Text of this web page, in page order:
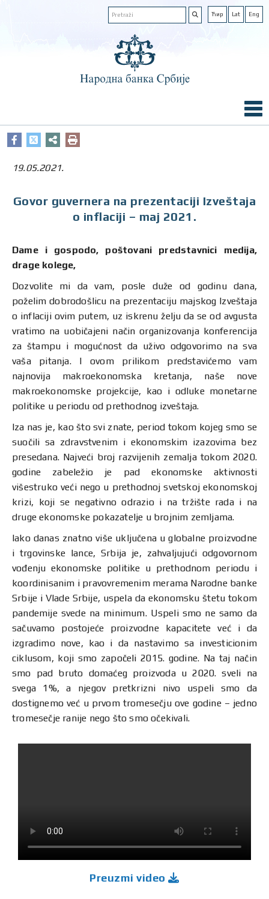
Ћир Lat Eng
19.05.2021.
Govor guvernera na prezentaciji Izveštaja
o inflaciji – maj 2021.
Dame i gospodo, poštovani predstavnici medija,
drage kolege,
Dozvolite mi da vam, posle duže od godinu dana,
poželim dobrodošlicu na prezentaciju majskog Izveštaja
o inflaciji ovim putem, uz iskrenu želju da se od avgusta
vratimo na uobičajeni način organizovanja konferencija
za štampu i mogućnost da uživo odgovorimo na sva
vaša pitanja. I ovom prilikom predstavićemo vam
najnovija makroekonomska kretanja, naše nove
makroekonomske projekcije, kao i odluke monetarne
politike u periodu od prethodnog izveštaja.
Iza nas je, kao što svi znate, period tokom kojeg smo se
suočili sa zdravstvenim i ekonomskim izazovima bez
presedana. Najveći broj razvijenih zemalja tokom 2020.
godine zabeležio je pad ekonomske aktivnosti
višestruko veći nego u prethodnoj svetskoj ekonomskoj
krizi, koji se negativno odrazio i na tržište rada i na
druge ekonomske pokazatelje u brojnim zemljama.
Iako danas znatno više uključena u globalne proizvodne
i trgovinske lance, Srbija je, zahvaljujući odgovornom
vođenju ekonomske politike u prethodnom periodu i
koordinisanim i pravovremenim merama Narodne banke
Srbije i Vlade Srbije, uspela da ekonomsku štetu tokom
pandemije svede na minimum. Uspeli smo ne samo da
sačuvamo postojeće proizvodne kapacitete već i da
izgradimo nove, kao i da nastavimo sa investicionim
ciklusom, koji smo započeli 2015. godine. Na taj način
smo pad bruto domaćeg proizvoda u 2020. sveli na
svega 1%, a njegov pretkrizni nivo uspeli smo da
dostignemo već u prvom tromesečju ove godine – jedno
tromesečje ranije nego što smo očekivali.
Preuzmi video